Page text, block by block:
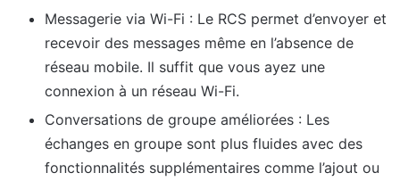
Messagerie via Wi-Fi : Le RCS permet d’envoyer et
recevoir des messages même en l’absence de
réseau mobile. Il suffit que vous ayez une
connexion à un réseau Wi-Fi.
Conversations de groupe améliorées : Les
échanges en groupe sont plus fluides avec des
fonctionnalités supplémentaires comme l’ajout ou